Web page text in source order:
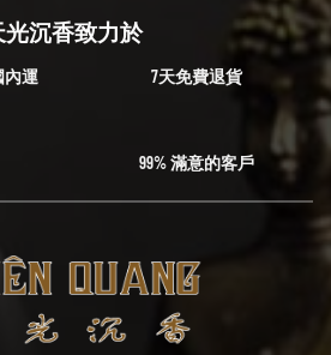
光沉香致力於
內運
7天免費退貨
99% 滿意的客戶